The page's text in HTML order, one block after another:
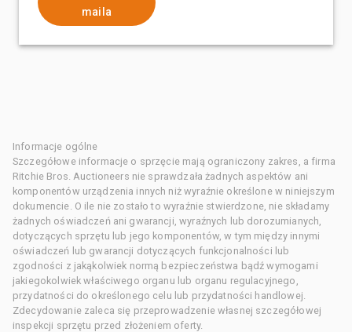
maila
Informacje ogólne
Szczegółowe informacje o sprzęcie mają ograniczony zakres, a firma
Ritchie Bros. Auctioneers nie sprawdzała żadnych aspektów ani
komponentów urządzenia innych niż wyraźnie określone w niniejszym
dokumencie. O ile nie zostało to wyraźnie stwierdzone, nie składamy
żadnych oświadczeń ani gwarancji, wyraźnych lub dorozumianych,
dotyczących sprzętu lub jego komponentów, w tym między innymi
oświadczeń lub gwarancji dotyczących funkcjonalności lub
zgodności z jakąkolwiek normą bezpieczeństwa bądź wymogami
jakiegokolwiek właściwego organu lub organu regulacyjnego,
przydatności do określonego celu lub przydatności handlowej.
Zdecydowanie zaleca się przeprowadzenie własnej szczegółowej
inspekcji sprzętu przed złożeniem oferty.